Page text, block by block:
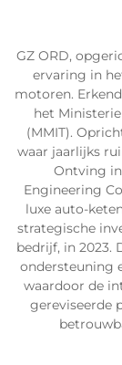
GZ ORD,
ervaring in
motoren.
het
(MMIT).
waar jaarlijks
Ontving
Engineering
luxe auto-
strategische
bedrijf, in 2023.
ondersteuning
waardoor de
gereviseerde